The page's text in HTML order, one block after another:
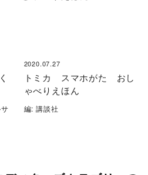
2020.07.27
トミカ スマホがた おし
ゃべりえほん
編: 講談社